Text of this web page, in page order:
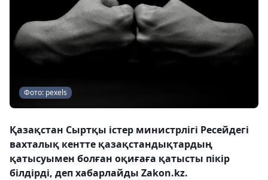
Фото: pexels
Қазақстан Сыртқы істер министрлігі Ресейдегі
вахталық кентте қазақстандықтардың
қатысуымен болған оқиғаға қатысты пікір
білдірді, деп хабарлайды Zakon.kz.